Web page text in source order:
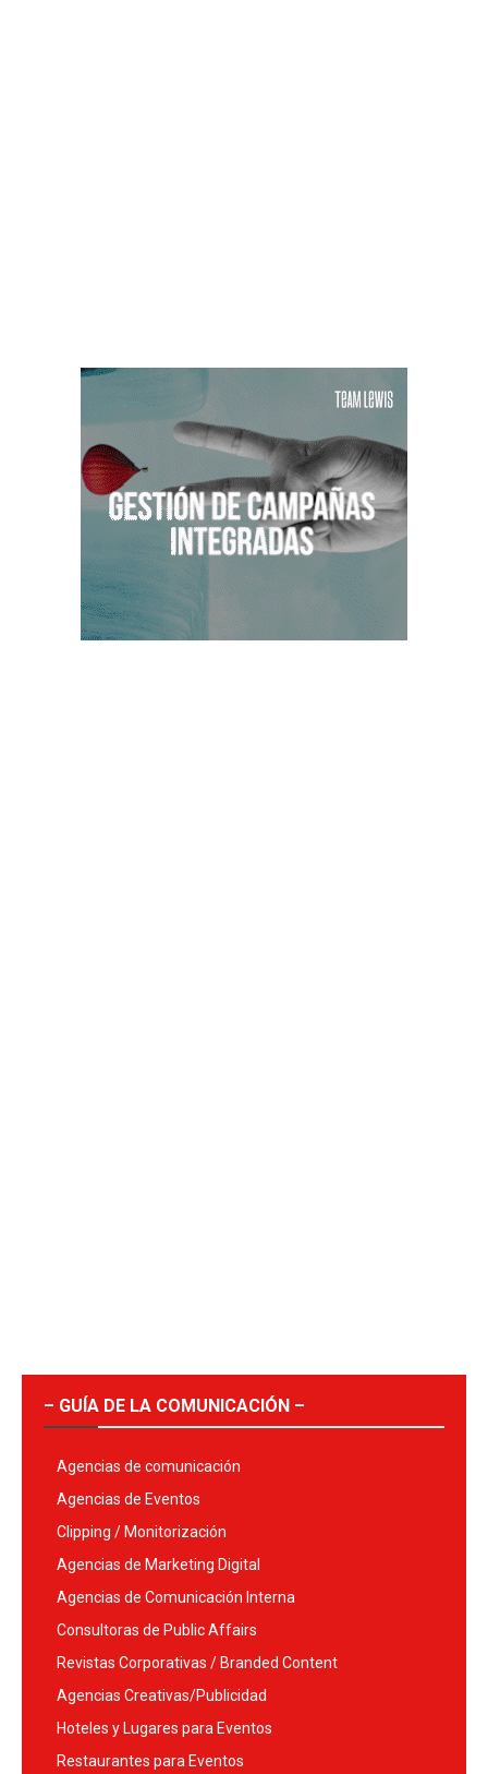
– GUÍA DE LA COMUNICACIÓN –
Agencias de comunicación
Agencias de Eventos
Clipping / Monitorización
Agencias de Marketing Digital
Agencias de Comunicación Interna
Consultoras de Public Affairs
Revistas Corporativas / Branded Content
Agencias Creativas/Publicidad
Hoteles y Lugares para Eventos
Restaurantes para Eventos